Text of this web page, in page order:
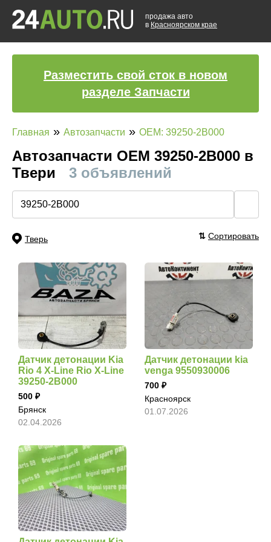
продажа авто
в Красноярском крае
Разместить свой сток в новом
разделе Запчасти
Главная » Автозапчасти » OEM: 39250-2B000
Автозапчасти ОЕМ 39250-2B000 в
Твери
3 объявлений
Тверь ⇅ Сортировать
Датчик детонации Kia
Rio 4 X-Line Rio X-Line
39250-2B000
500
Брянск
02.04.2026
Датчик детонации kia
venga 9550930006
700
Красноярск
01.07.2026